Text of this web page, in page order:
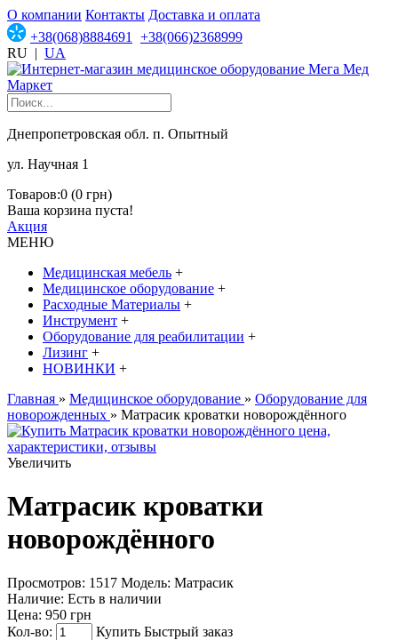
О компании Контакты Доставка и оплата
+38(068)8884691
+38(066)2368999
RU | UA
Днепропетровская обл. п. Опытный
ул. Научная 1
Товаров:0 (0 грн)
Ваша корзина пуста!
Акция
МЕНЮ
Медицинская мебель +
Медицинское оборудование +
Расходные Материалы +
Инструмент +
Оборудование для реабилитации +
Лизинг +
НОВИНКИ +
Главная » Медицинское оборудование » Оборудование для
новорожденных » Матрасик кроватки новорождённого
Увеличить
Матрасик кроватки
новорождённого
Просмотров: 1517 Модель: Матрасик
Наличие: Есть в наличии
Цена: 950 грн
Кол-во:
Купить Быстрый заказ